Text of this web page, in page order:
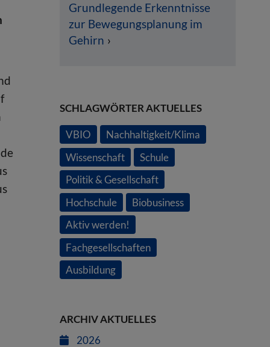
Grundlegende Erkenntnisse
zur Bewegungsplanung im
Gehirn
SCHLAGWÖRTER AKTUELLES
VBIO
Nachhaltigkeit/Klima
Wissenschaft
Schule
Politik & Gesellschaft
Hochschule
Biobusiness
Aktiv werden!
Fachgesellschaften
Ausbildung
ARCHIV AKTUELLES
2026